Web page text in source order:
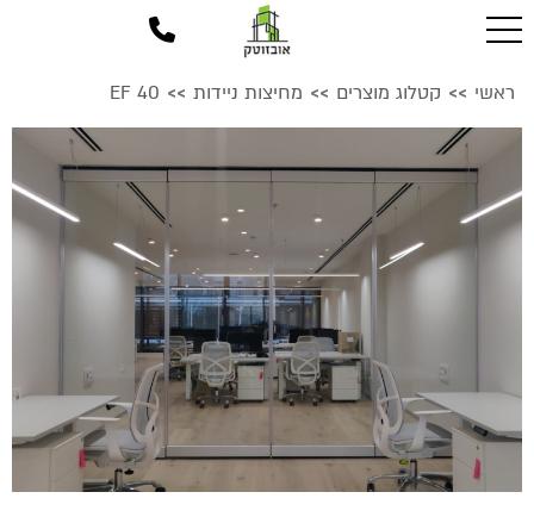
ראשי >> קטלוג מוצרים >> מחיצות ניידות >>
EF 40